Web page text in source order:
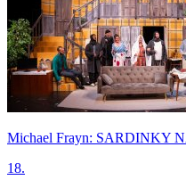
Michael Frayn: SARDINKY
18.